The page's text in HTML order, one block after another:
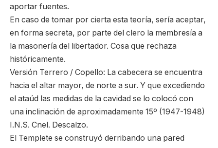
aportar fuentes.
En caso de tomar por cierta esta teoría, sería aceptar,
en forma secreta, por parte del clero la membresía a
la masonería del libertador. Cosa que rechaza
históricamente.
Versión Terrero / Copello: La cabecera se encuentra
hacia el altar mayor, de norte a sur. Y que excediendo
el ataúd las medidas de la cavidad se lo colocó con
una inclinación de aproximadamente 15º (1947-1948)
I.N.S. Cnel. Descalzo.
El Templete se construyó derribando una pared